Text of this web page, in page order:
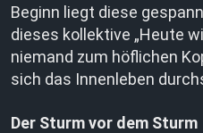
Beginn liegt diese
dieses kollektive „Heute
niemand zum höflichen
sich das Innenleben
Der Sturm vor dem Sturm